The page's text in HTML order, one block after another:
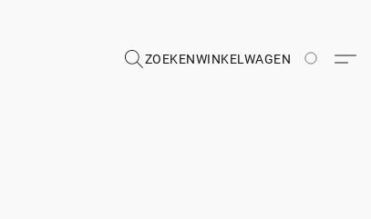
ZOEKENWINKELWAGEN